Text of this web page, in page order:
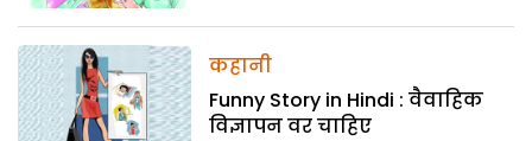
कहानी
Funny Story in Hindi : वैवाहिक
विज्ञापन वर चाहिए